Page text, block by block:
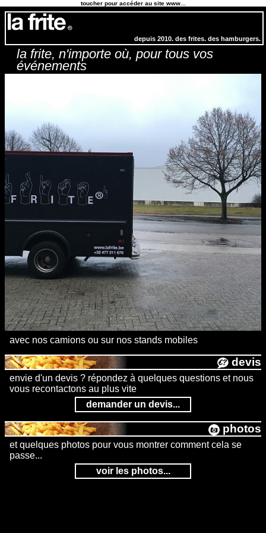
toucher pour accéder au site www...
depuis 2010. des frites. des hamburgers.
la frite, n'importe où, pour tous vos
événements
avec nos camions ou sur nos stands mobiles
devis
envie d'un devis ? répondez à quelques questions et nous
vous recontactons au plus vite
demander un devis...
photos
et quelques photos pour vous montrer comment cela se
passe...
voir les photos...